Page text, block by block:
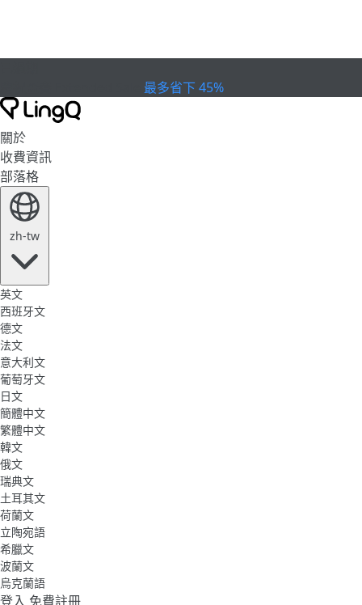
最多省下 45%
關於
收費資訊
部落格
zh-tw
英文
西班牙文
德文
法文
意大利文
葡萄牙文
日文
簡體中文
繁體中文
韓文
俄文
瑞典文
土耳其文
荷蘭文
立陶宛語
希臘文
波蘭文
烏克蘭語
登入 免費註冊